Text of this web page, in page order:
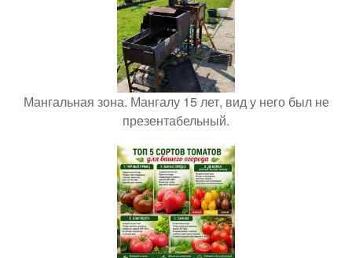
Мангальная зона. Мангалу 15 лет, вид у него был не
презентабельный.